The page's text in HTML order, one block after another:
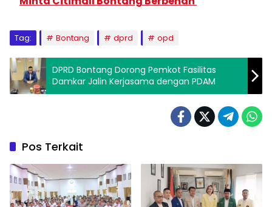
Tag: Bontang dprd opd
DPRD Bontang Dorong Pemkot Fasilitas
Damkar Jalin Kerjasama dengan PDAM
Pos Terkait